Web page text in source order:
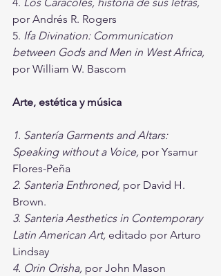
por Andrés R. Rogers
5. Ifa Divination: Communication
between Gods and Men in West Africa,
por William W. Bascom
Arte, estética y música
1. Santería Garments and Altars:
Speaking without a Voice, por Ysamur
Flores-Peña
2. Santeria Enthroned, por David H.
Brown.
3. Santeria Aesthetics in Contemporary
Latin American Art, editado por Arturo
Lindsay
4. Orin Orisha, por John Mason